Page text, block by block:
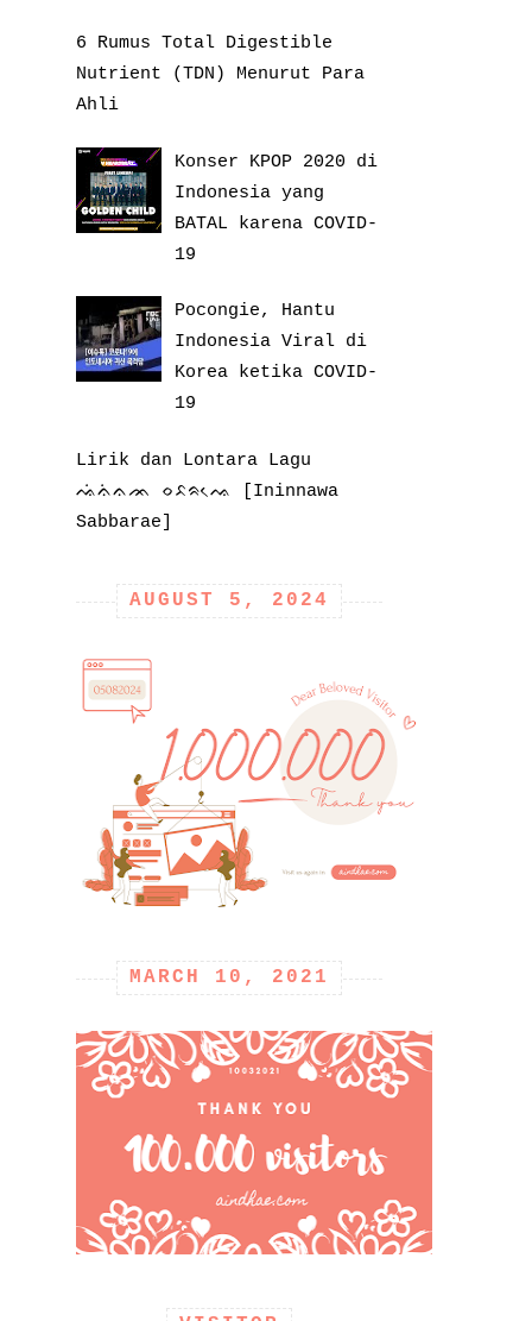
6 Rumus Total Digestible
Nutrient (TDN) Menurut Para
Ahli
Konser KPOP 2020 di
Indonesia yang
BATAL karena COVID-
19
Pocongie, Hantu
Indonesia Viral di
Korea ketika COVID-
19
Lirik dan Lontara Lagu
ᨕᨗᨊᨗᨊᨏ ᨔᨅᨑᨕᨙ [Ininnawa
Sabbarae]
AUGUST 5, 2024
MARCH 10, 2021